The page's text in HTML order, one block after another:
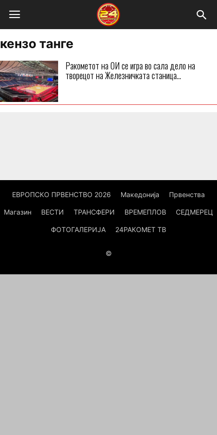
кензо танге
Ракометот на ОИ се игра во сала дело на
творецот на Железничката станица...
ЕВРОПСКО ПРВЕНСТВО 2026 Македонија Првенства
Магазин ВЕСТИ ТРАНСФЕРИ ВРЕМЕПЛОВ СЕДМЕРЕЦ
ФОТОГАЛЕРИЈА 24РАКОМЕТ ТВ
©